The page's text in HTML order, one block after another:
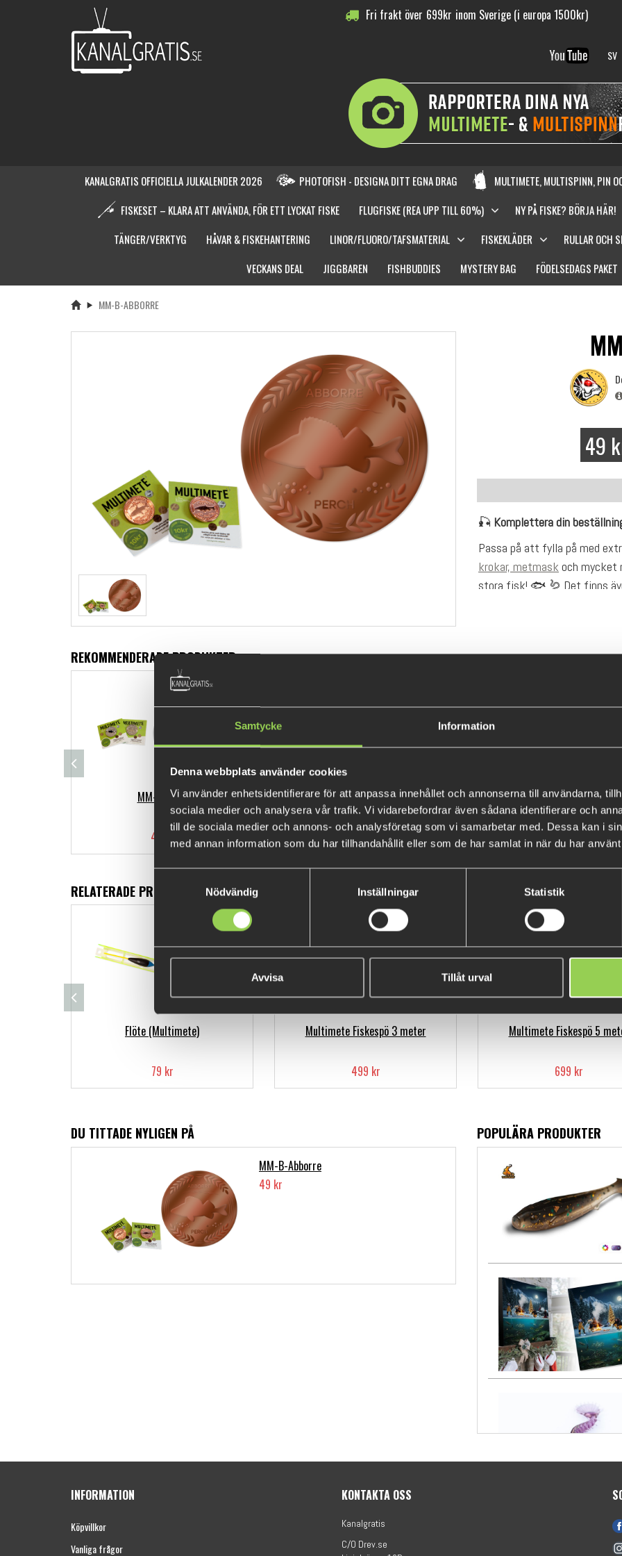
Samtycke Information
Denna webbplats använder cookies
Vi använder enhetsidentifierare för att anpassa innehållet och annonserna till användarna,
sociala medier och analysera vår trafik. Vi vidarebefordrar även sådana identifierare och
till de sociala medier och annons- och analysföretag som vi samarbetar med. Dessa kan i
med annan information som du har tillhandahållit eller som de har samlat in när du har
Nödvändig
Inställningar Statistik
Avvisa Tillåt urval
Fri frakt över 699kr inom Sverige (i europa 1500kr)
SV
KANALGRATIS OFFICIELLA JULKALENDER 2026 PHOTOFISH - DESIGNA DITT EGNA DRAG MULTIMETE, MULTISPINN, PIN
FISKESET – KLARA ATT ANVÄNDA, FÖR ETT LYCKAT FISKE
FLUGFISKE (REA UPP TILL 60%) NY PÅ FISKE? BÖRJA HÄR!
TÄNGER/VERKTYG
HÅVAR & FISKEHANTERING LINOR/FLUORO/TAFSMATERIAL FISKEKLÄDER RULLAR OCH
VECKANS DEAL
JIGGBAREN FISHBUDDIES MYSTERY BAG FÖDELSEDAGS PAKET
MM-B-ABBORRE
49
🎣 Komplettera din
Passa på att fylla på med
krokar, metmask och
stora fisk! 🐟 🪱 Det finns
mycket träd/vegetation och
10kr/st går till välgörande
adventskalender på
: Denna pin kan
tävlingsledningen vid
Exklusiv Multimete-pin i
REKOMMENDERADE PRODUKTER
MM-S-Mört
49 kr
MM-B-Mört
49 kr
Flöte (Multimete)
79 kr
RELATERADE PRODUKTER
Flöte (Multimete)
79 kr
Multimete Fiskespö 3 meter
499 kr
Multimete Fiskespö 5
699 kr
DU TITTADE NYLIGEN PÅ
MM-B-Abborre
49 kr
POPULÄRA PRODUKTER
INFORMATION
Köpvillkor
Vanliga frågor
KONTAKTA OSS
Kanalgratis
C/O Drev.se